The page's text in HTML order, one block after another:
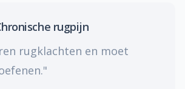
rugpijn
rugklachten en moet